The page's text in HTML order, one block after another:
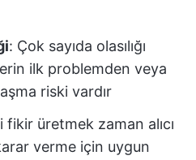
: Çok sayıda olasılığı
ilk problemden veya
riski vardır
fikir üretmek zaman alıcı
verme için uygun